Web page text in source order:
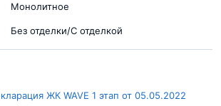
Монолитное
Без отделки/С отделкой
ЖК WAVE 1 этап от 05.05.2022